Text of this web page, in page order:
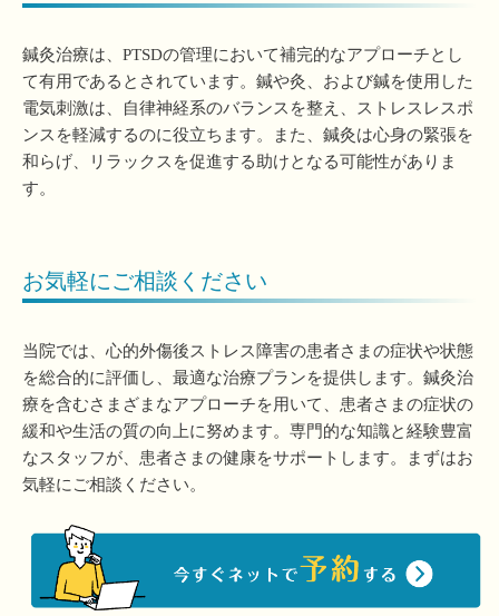
鍼灸治療は、PTSDの管理において補完的なアプローチとし
て有用であるとされています。鍼や灸、および鍼を使用した
電気刺激は、自律神経系のバランスを整え、ストレスレスポ
ンスを軽減するのに役立ちます。また、鍼灸は心身の緊張を
和らげ、リラックスを促進する助けとなる可能性がありま
す。
お気軽にご相談ください
当院では、心的外傷後ストレス障害の患者さまの症状や状態
を総合的に評価し、最適な治療プランを提供します。鍼灸治
療を含むさまざまなアプローチを用いて、患者さまの症状の
緩和や生活の質の向上に努めます。専門的な知識と経験豊富
なスタッフが、患者さまの健康をサポートします。まずはお
気軽にご相談ください。